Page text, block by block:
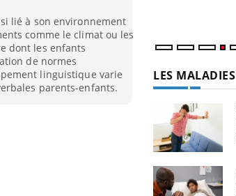
lié à son environnement
comme le climat ou les
dont les enfants
de normes
linguistique varie
parents-enfants.
LES MALADIES